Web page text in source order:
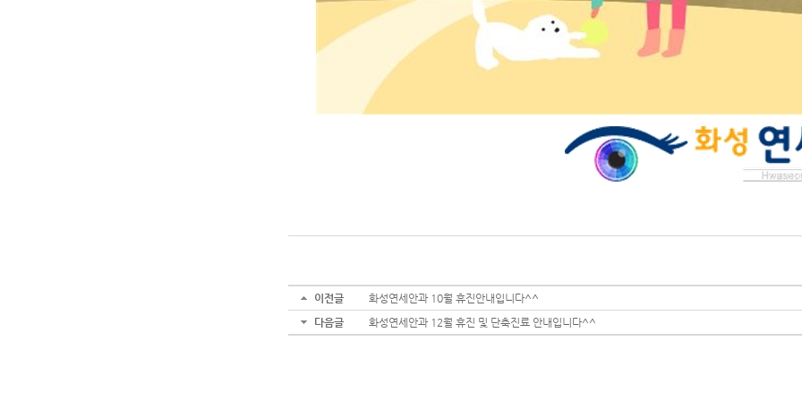
이전글
화성연세안과 10월 휴진안내입니다^^
다음글
화성연세안과 12월 휴진 및 단축진료 안내입니다^^